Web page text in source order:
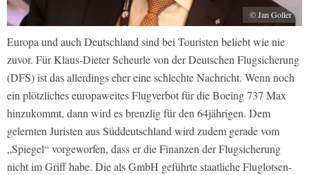
© Jan Goller
Europa und auch Deutschland sind bei Touristen beliebt wie nie
zuvor. Für Klaus-Dieter Scheurle von der Deutschen Flugsicherung
(DFS) ist das allerdings eher eine schlechte Nachricht. Wenn noch
ein plötzliches europaweites Flugverbot für die Boeing 737 Max
hinzukommt, dann wird es brenzlig für den 64jährigen. Dem
gelernten Juristen aus Süddeutschland wird zudem gerade vom
„Spiegel“ vorgeworfen, dass er die Finanzen der Flugsicherung
nicht im Griff habe. Die als GmbH geführte staatliche Fluglotsen-